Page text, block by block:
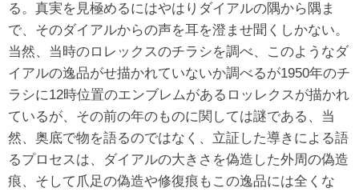
る。真実を見極めるにはやはりダイアルの隅から隅ま
で、そのダイアルからの声を耳を澄ませ聞くしかない。
当然、当時のロレックスのチラシを調べ、このようなダ
イアルの逸品がせ描かれていないか調べるが1950年のチ
ラシに12時位置のエンブレムがあるロッレクスが描かれ
ているが、その前の年のものに関しては謎である、当
然、奥底で物を語るのではなく、立証した導きによる語
るプロセスは、ダイアルの大きさを偽造した外周の偽造
痕、そして爪足の偽造や修復痕もこの逸品には全くな